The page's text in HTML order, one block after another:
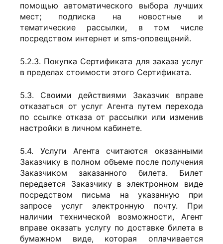
помощью автоматического выбора лучших
мест; подписка на новостные и
тематические рассылки, в том числе
посредством интернет и sms-оповещений.
5.2.3. Покупка Сертификата для заказа услуг
в пределах стоимости этого Сертификата.
5.3. Своими действиями Заказчик вправе
отказаться от услуг Агента путем перехода
по ссылке отказа от рассылки или изменив
настройки в личном кабинете.
5.4. Услуги Агента считаются оказанными
Заказчику в полном объеме после получения
Заказчиком заказанного билета. Билет
передается Заказчику в электронном виде
посредством письма на указанную при
запросе услуг электронную почту. При
наличии технической возможности, Агент
вправе оказать услугу по доставке билета в
бумажном виде, которая оплачивается